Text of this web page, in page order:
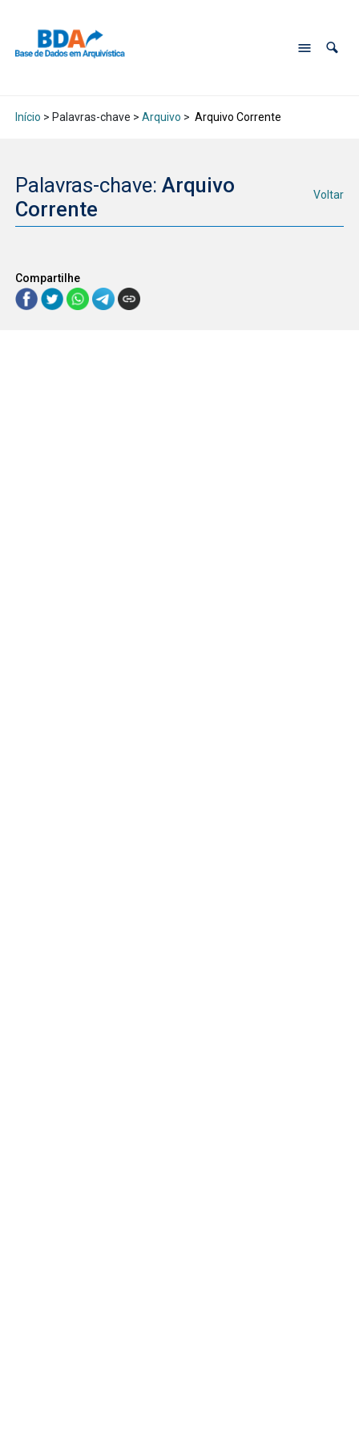
Início > Palavras-chave > Arquivo > Arquivo Corrente
Palavras-chave: Arquivo
Corrente
Voltar
Compartilhe